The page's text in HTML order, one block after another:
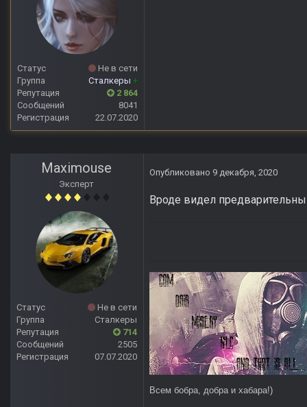
Статус
Не в сети
Группа
Сталкеры +
Репутация
2 864
Сообщений
8041
Регистрация
22.07.2020
Maximouse
Эксперт
Статус
Не в сети
Группа
Сталкеры
Репутация
714
Сообщений
2505
Регистрация
07.07.2020
Опубликовано 9 декабря, 2020
Вроде видел
Всем бобра, добра и хабара!)